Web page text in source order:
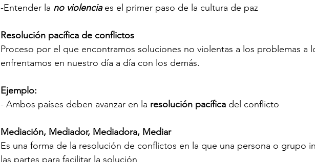
-Entender la no violencia es el primer paso de la cultura de paz
Resolución pacífica de conflictos
Proceso por el que encontramos soluciones no violentas a los problemas a
enfrentamos en nuestro día a día con los demás.
Ejemplo:
- Ambos países deben avanzar en la resolución pacífica del conflicto
Mediación, Mediador, Mediadora, Mediar
Es una forma de la resolución de conflictos en la que una persona o grupo
las partes para facilitar la solución